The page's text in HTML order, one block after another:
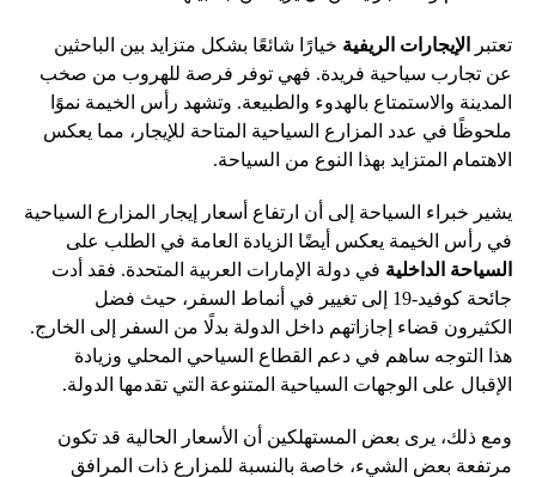
تعتبر الإيجارات الريفية خيارًا شائعًا بشكل متزايد بين الباحثين
عن تجارب سياحية فريدة. فهي توفر فرصة للهروب من صخب
المدينة والاستمتاع بالهدوء والطبيعة. وتشهد رأس الخيمة نموًا
ملحوظًا في عدد المزارع السياحية المتاحة للإيجار، مما يعكس
الاهتمام المتزايد بهذا النوع من السياحة.
يشير خبراء السياحة إلى أن ارتفاع أسعار إيجار المزارع السياحية
في رأس الخيمة يعكس أيضًا الزيادة العامة في الطلب على
السياحة الداخلية في دولة الإمارات العربية المتحدة. فقد أدت
جائحة كوفيد-19 إلى تغيير في أنماط السفر، حيث فضل
الكثيرون قضاء إجازاتهم داخل الدولة بدلًا من السفر إلى الخارج.
هذا التوجه ساهم في دعم القطاع السياحي المحلي وزيادة
الإقبال على الوجهات السياحية المتنوعة التي تقدمها الدولة.
ومع ذلك، يرى بعض المستهلكين أن الأسعار الحالية قد تكون
مرتفعة بعض الشيء، خاصة بالنسبة للمزارع ذات المرافق